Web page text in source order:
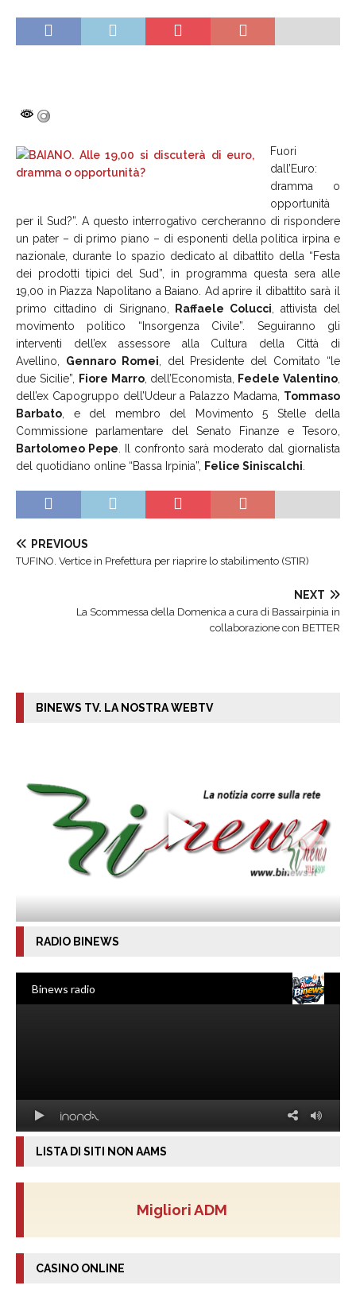
Fuori
dall’Euro:
dramma o
opportunità
per il Sud?”. A questo interrogativo cercheranno di rispondere
un pater – di primo piano – di esponenti della politica irpina e
nazionale, durante lo spazio dedicato al dibattito della “Festa
dei prodotti tipici del Sud”, in programma questa sera alle
19,00 in Piazza Napolitano a Baiano. Ad aprire il dibattito sarà il
primo cittadino di Sirignano,
Raffaele Colucci, attivista del
movimento politico “Insorgenza Civile”. Seguiranno gli
interventi dell’ex assessore alla Cultura della Città di
Avellino, Gennaro Romei, del Presidente del Comitato “le
due Sicilie”, Fiore Marro, dell’Economista, Fedele Valentino,
dell’ex Capogruppo dell’Udeur a Palazzo Madama, Tommaso
Barbato, e del membro del Movimento 5 Stelle della
Commissione parlamentare del Senato Finanze e Tesoro,
Bartolomeo Pepe. Il confronto sarà moderato dal giornalista
del quotidiano online “Bassa Irpinia”, Felice Siniscalchi.
PREVIOUS
TUFINO. Vertice in Prefettura per riaprire lo stabilimento (STIR)
NEXT
La Scommessa della Domenica a cura di Bassairpinia in
collaborazione con BETTER
BINEWS TV. LA NOSTRA WEBTV
RADIO BINEWS
LISTA DI SITI NON AAMS
Migliori ADM
CASINO ONLINE